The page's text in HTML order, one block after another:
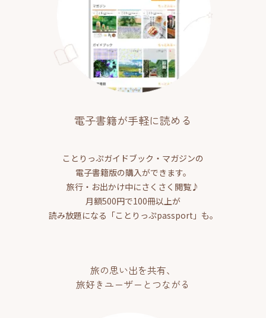
電子書籍が手軽に読める
ことりっぷガイドブック・マガジンの
電子書籍版の購入ができます。
旅行・お出かけ中にさくさく閲覧♪
月額500円で100冊以上が
読み放題になる「ことりっぷpassport」も。
旅の思い出を共有、
旅好きユーザーとつながる